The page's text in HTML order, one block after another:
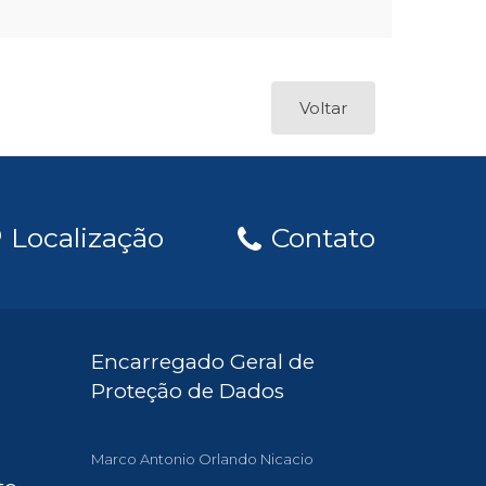
Voltar
Localização Contato
Encarregado Geral de
Proteção de Dados
Marco Antonio Orlando Nicacio